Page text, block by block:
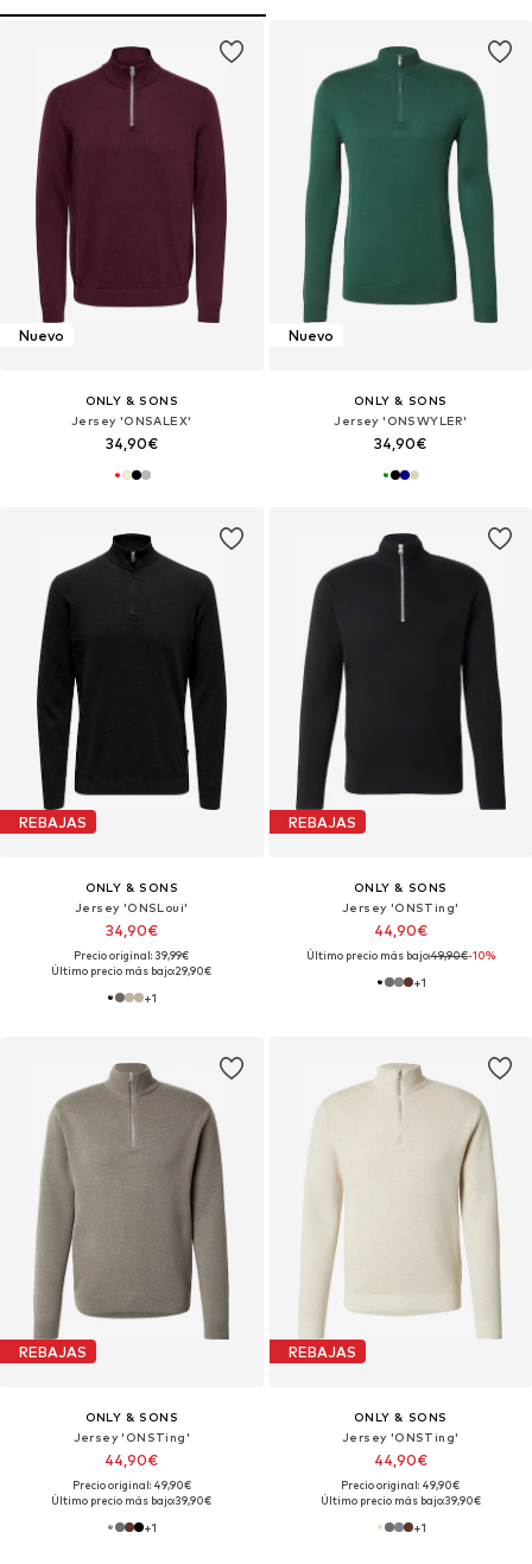
Nuevo
ONLY & SONS
Jersey 'ONSALEX'
34,90€
Nuevo
ONLY & SONS
Jersey 'ONSWYLER'
34,90€
REBAJAS
ONLY & SONS
Jersey 'ONSLoui'
34,90€
Precio original: 39,99€
Último precio más bajo:29,90€
+1
REBAJAS
ONLY & SONS
Jersey 'ONSTing'
44,90€
Último precio más bajo:49,90€-10%
+1
REBAJAS
ONLY & SONS
Jersey 'ONSTing'
44,90€
Precio original: 49,90€
Último precio más bajo:39,90€
+1
REBAJAS
ONLY & SONS
Jersey 'ONSTing'
44,90€
Precio original: 49,90€
Último precio más bajo:39,90€
+1